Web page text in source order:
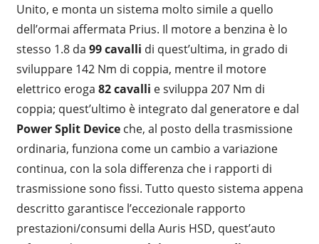
Unito, e monta un sistema molto simile a quello
dell’ormai affermata Prius. Il motore a benzina è lo
stesso 1.8 da 99 cavalli di quest’ultima, in grado di
sviluppare 142 Nm di coppia, mentre il motore
elettrico eroga 82 cavalli e sviluppa 207 Nm di
coppia; quest’ultimo è integrato dal generatore e dal
Power Split Deviceche, al posto della trasmissione
ordinaria, funziona come un cambio a variazione
continua, con la sola differenza che i rapporti di
trasmissione sono fissi. Tutto questo sistema appena
descritto garantisce l’eccezionale rapporto
prestazioni/consumi della Auris HSD, quest’auto